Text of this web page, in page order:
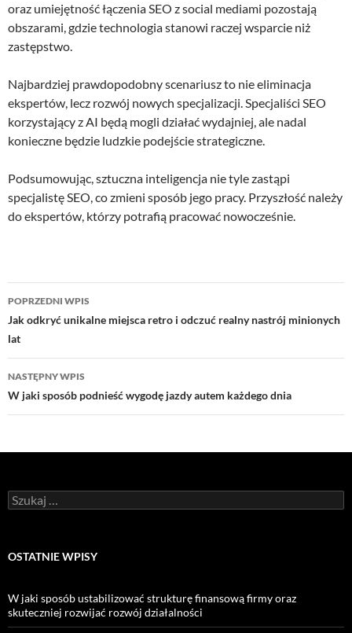
oraz umiejętność łączenia SEO z social mediami pozostają
obszarami, gdzie technologia stanowi raczej wsparcie niż
zastępstwo.
Najbardziej prawdopodobny scenariusz to nie eliminacja
ekspertów, lecz rozwój nowych specjalizacji. Specjaliści SEO
korzystający z AI będą mogli działać wydajniej, ale nadal
konieczne będzie ludzkie podejście strategiczne.
Podsumowując, sztuczna inteligencja nie tyle zastąpi
specjalistę SEO, co zmieni sposób jego pracy. Przyszłość należy
do ekspertów, którzy potrafią pracować nowocześnie.
Nawigacja
wpisu
POPRZEDNI WPIS
Jak odkryć unikalne miejsca retro i odczuć realny nastrój minionych
lat
NASTĘPNY WPIS
W jaki sposób podnieść wygodę jazdy autem każdego dnia
Szukaj:
OSTATNIE WPISY
W jaki sposób ustabilizować strukturę finansową firmy oraz
skuteczniej rozwijać rozwój działalności